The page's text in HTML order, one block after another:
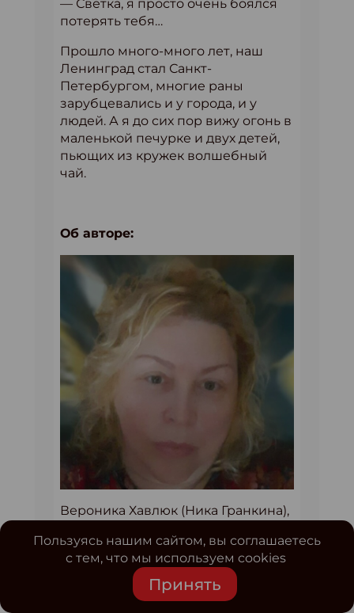
— Светка, я просто очень боялся
потерять тебя…
Прошло много-много лет, наш
Ленинград стал Санкт-
Петербургом, многие раны
зарубцевались и у города, и у
людей. А я до сих пор вижу огонь в
маленькой печурке и двух детей,
пьющих из кружек волшебный
чай.
Об авторе:
Вероника Хавлюк (Ника Гранкина),
Кургане. Она написала шесть пьес,
одиннадцать рассказов, одну
повесть и две книги романа.
Пользуясь нашим сайтом, вы соглашаетесь
с тем, что мы используем cookies
Принять